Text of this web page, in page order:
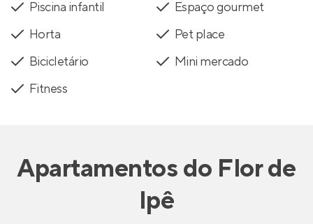
Piscina infantil
Espaço gourmet
Horta
Pet place
Bicicletário
Mini mercado
Fitness
Apartamentosdo Flor de
Ipê